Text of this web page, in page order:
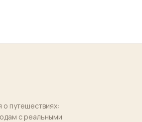
путешествиях:
с реальными